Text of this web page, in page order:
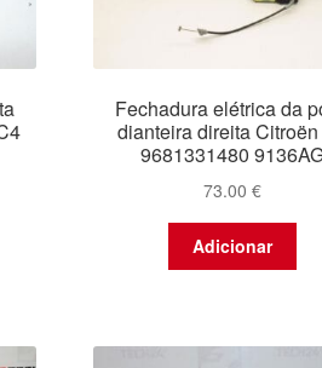
Fechadura elétrica da
dianteira direita
9681331480
73.00€
Adicionar